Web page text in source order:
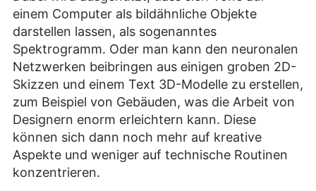
einem Computer als bildähnliche Objekte
darstellen lassen, als sogenanntes
Spektrogramm. Oder man kann den neuronalen
Netzwerken beibringen aus einigen groben 2D-
Skizzen und einem Text 3D-Modelle zu erstellen,
zum Beispiel von Gebäuden, was die Arbeit von
Designern enorm erleichtern kann. Diese
können sich dann noch mehr auf kreative
Aspekte und weniger auf technische Routinen
konzentrieren.